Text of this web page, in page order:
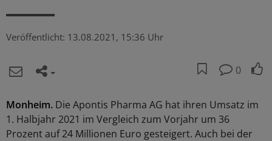
Veröffentlicht: 13.08.2021, 15:36 Uhr
0
Monheim. Die Apontis Pharma AG hat ihren Umsatz im
1. Halbjahr 2021 im Vergleich zum Vorjahr um 36
Prozent auf 24 Millionen Euro gesteigert. Auch bei der